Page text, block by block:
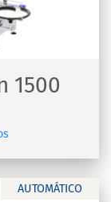
1500
AUTOMÁTICO